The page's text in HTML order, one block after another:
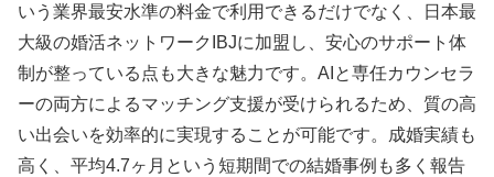
いう業界最安水準の料金で利用できるだけでなく、日本最
大級の婚活ネットワークIBJに加盟し、安心のサポート体
制が整っている点も大きな魅力です。AIと専任カウンセラ
ーの両方によるマッチング支援が受けられるため、質の高
い出会いを効率的に実現することが可能です。成婚実績も
高く、平均4.7ヶ月という短期間での結婚事例も多く報告